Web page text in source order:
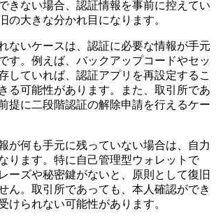
きない場合、認証情報を事前に控えてい
の大きな分かれ目になります。
ないケースは、認証に必要な情報が手元
す。例えば、バックアップコードやセッ
していれば、認証アプリを再設定するこ
る可能性があります。また、取引所であ
提に二段階認証の解除申請を行えるケー
が何も手元に残っていない場合は、自力
ります。特に自己管理型ウォレットで
ーズや秘密鍵がないと、原則として復旧
ん。取引所であっても、本人確認ができ
けられない可能性があります。